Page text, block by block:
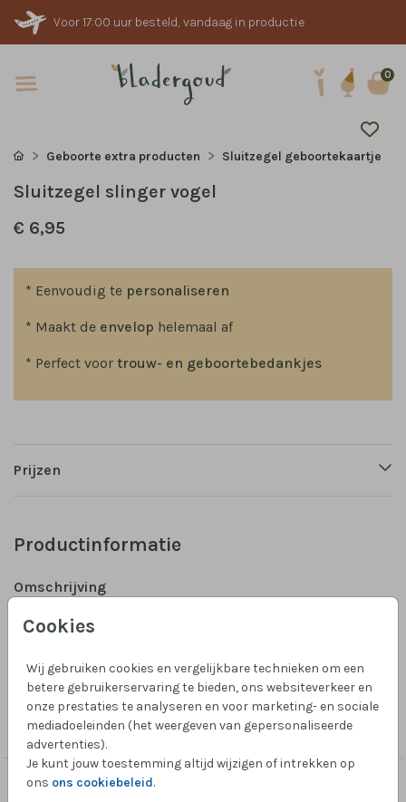
Voor 17:00 uur besteld, vandaag in productie
0
Cookies
Wij gebruiken cookies en vergelijkbare technieken om een
betere gebruikerservaring te bieden, ons websiteverkeer en
onze prestaties te analyseren en voor marketing- en sociale
mediadoeleinden (het weergeven van gepersonaliseerde
advertenties).
Je kunt jouw toestemming altijd wijzigen of intrekken op
ons ons cookiebeleid.
Geboorte extra producten Sluitzegel geboortekaartje
Sluitzegel slinger vogel
€ 6,95
* Eenvoudig te personaliseren
* Maakt de envelop helemaal af
* Perfect voor trouw- en geboortebedankjes
Prijzen
Productinformatie
Omschrijving
of op de doopsuikers. Maar let op: maak het niet te
Collectie
Sluitzegel geboortekaartje
Dit vind je misschien ook leuk